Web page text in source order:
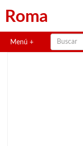
Roma
Menú